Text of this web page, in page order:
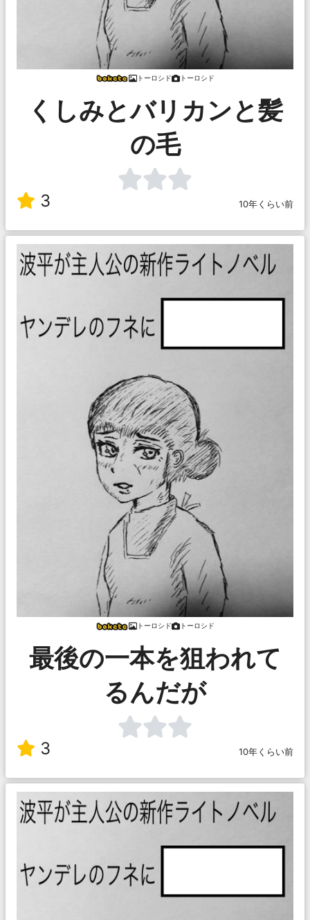
トーロシド トーロシド
くしみとバリカンと髪
の毛
3 10年くらい前
トーロシド トーロシド
最後の一本を狙われて
るんだが
3 10年くらい前